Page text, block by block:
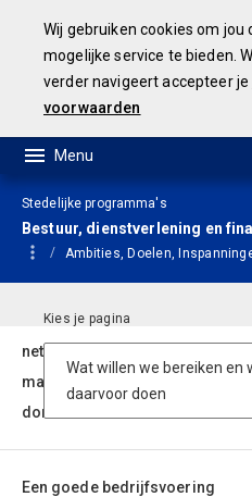
Wij gebruiken cookies om jou
mogelijke service te bieden.
verder navigeert accepteer je
voorwaarden
Stedelijke programma's
Bestuur, dienstverlening en
Ambities, Doelen,
Arnhem is een
netwerkgemeente, die open
maatschappelijke initiatieven in
domein zowel vanuit de stad als
Een goede bedrijfsvoering